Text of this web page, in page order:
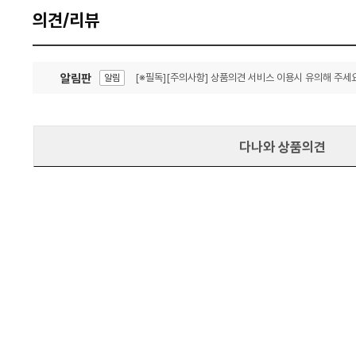
의견/리뷰
알림판 알림 [※필독][주의사항] 상품의견 서비스 이용시 유의해 주세
다나와 상품의견